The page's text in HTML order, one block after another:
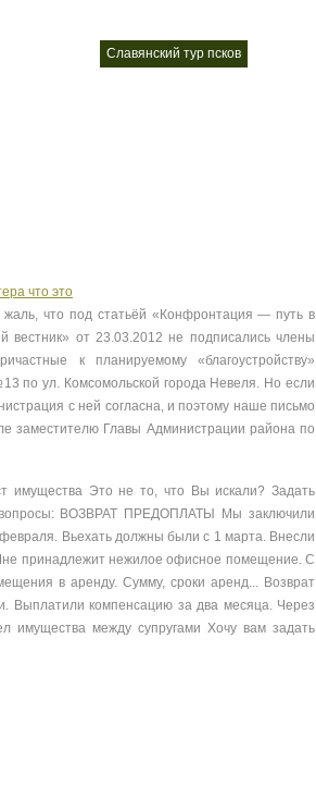
славянский тур псков
что это
что под статьёй «Конфронтация — путь в
вестник» от 23.03.2012 не подписались члены
к планируемому «благоустройству»
по ул. Комсомольской города Невеля. Но если
с ней согласна, и поэтому наше письмо
заместителю Главы Администрации района по
имущества Это не то, что Вы искали? Задать
ВОЗВРАТ ПРЕДОПЛАТЫ Мы заключили
февраля. Вьехать должны были c 1 марта. Внесли
принадлежит нежилое офисное помещение. С
в аренду. Сумму, сроки аренд... Возврат
Выплатили компенсацию за два месяца. Через
имущества между супругами Хочу вам задать